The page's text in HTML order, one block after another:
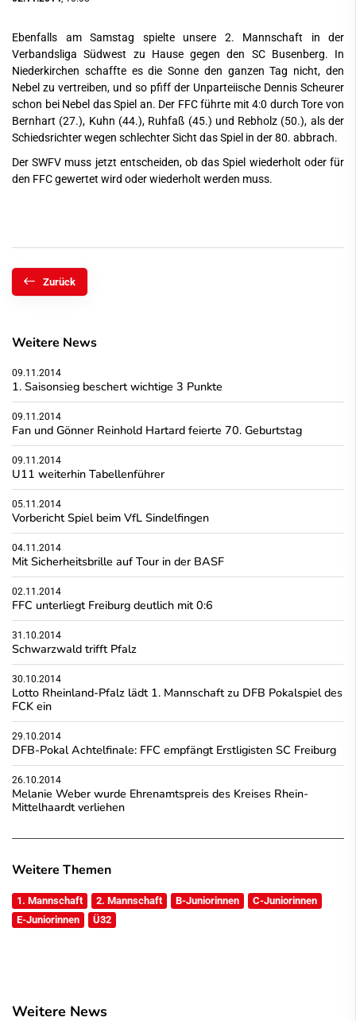
Ebenfalls am Samstag spielte unsere 2. Mannschaft in der
Verbandsliga Südwest zu Hause gegen den SC Busenberg. In
Niederkirchen schaffte es die Sonne den ganzen Tag nicht, den
Nebel zu vertreiben, und so pfiff der Unparteiische Dennis Scheurer
schon bei Nebel das Spiel an. Der FFC führte mit 4:0 durch Tore von
Bernhart (27.), Kuhn (44.), Ruhfaß (45.) und Rebholz (50.), als der
Schiedsrichter wegen schlechter Sicht das Spiel in der 80. abbrach.
Der SWFV muss jetzt entscheiden, ob das Spiel wiederholt oder für
den FFC gewertet wird oder wiederholt werden muss.
Zurück
Weitere News
09.11.2014
1. Saisonsieg beschert wichtige 3 Punkte
09.11.2014
Fan und Gönner Reinhold Hartard feierte 70. Geburtstag
09.11.2014
U11 weiterhin Tabellenführer
05.11.2014
Vorbericht Spiel beim VfL Sindelfingen
04.11.2014
Mit Sicherheitsbrille auf Tour in der BASF
02.11.2014
FFC unterliegt Freiburg deutlich mit 0:6
31.10.2014
Schwarzwald trifft Pfalz
30.10.2014
Lotto Rheinland-Pfalz lädt 1. Mannschaft zu DFB Pokalspiel des
FCK ein
29.10.2014
DFB-Pokal Achtelfinale: FFC empfängt Erstligisten SC Freiburg
26.10.2014
Melanie Weber wurde Ehrenamtspreis des Kreises Rhein-
Mittelhaardt verliehen
Weitere Themen
1. Mannschaft 2. Mannschaft B-Juniorinnen
C-Juniorinnen
E-Juniorinnen
Ü32
Weitere News